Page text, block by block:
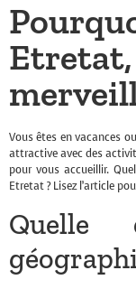
Vous êtes en vacances
attractive avec des
pour vous accueillir.
Etretat ? Lisez l’article
Quelle